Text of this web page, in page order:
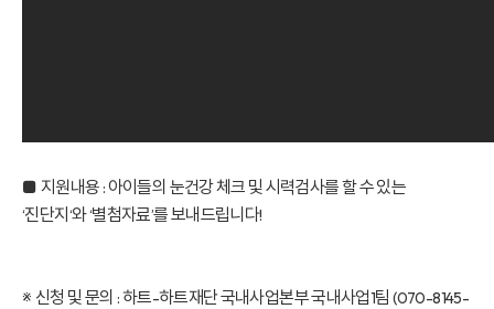
■ 지원내용 :아이들의 눈건강 체크 및 시력검사를 할 수 있는
‘진단지 ‘와‘별첨자료’를 보내드립니다!
※ 신청 및 문의 :하트-하트재단 국내사업본부 국내사업1팀 (070-8145-